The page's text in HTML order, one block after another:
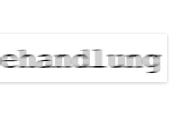
NEWS